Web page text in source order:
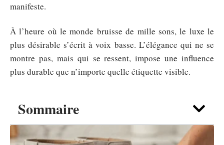
Sommaire
manifeste.
À l’heure où le monde bruisse de mille sons, le luxe le
plus désirable s’écrit à voix basse. L’élégance qui ne se
montre pas, mais qui se ressent, impose une influence
plus durable que n’importe quelle étiquette visible.